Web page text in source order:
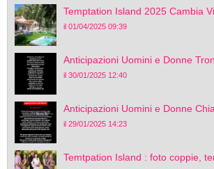
Temptation Island 2025 Cambia
il 01/04/2025 09:39
Anticipazioni Uomini e Donne
il 30/01/2025 12:40
Anticipazioni Uomini e Donne
il 29/01/2025 14:23
Temtpation Island : foto coppie,